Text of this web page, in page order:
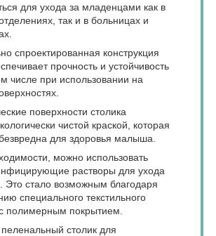
для ухода за младенцами как в
так и в больницах и
спроектированная конструкция
прочность и устойчивость
числе при использовании на
поверхности столика
чистой краской, которая
для здоровья малыша.
можно использовать
растворы для ухода
Это стало возможным благодаря
специального текстильного
полимерным покрытием.
столик для